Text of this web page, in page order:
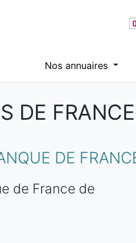
Nos annuaires
DE
DE
de France de